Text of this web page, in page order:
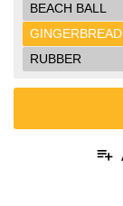
BEACH BALL
GINGERBREAD
RUBBER
playlist_add